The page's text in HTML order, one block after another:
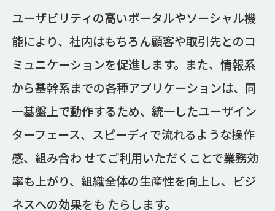
ユーザビリティの高いポータルやソーシャル機
能により、社内はもちろん顧客や取引先とのコ
ミュニケーションを促進します。また、情報系
から基幹系までの各種アプリケーションは、同
一基盤上で動作するため、統一したユーザイン
ターフェース、スピーディで流れるような操作
感、組み合わ せてご利用いただくことで業務効
率も上がり、組織全体の生産性を向上し、ビジ
ネスへの効果をも たらします。